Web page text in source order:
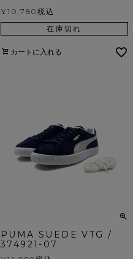
¥10,780 税込
在庫切れ
カートに入れる
PUMA SUEDE VTG /
374921-07